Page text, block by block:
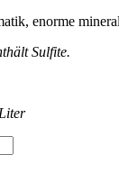
enorme
Sulfite.